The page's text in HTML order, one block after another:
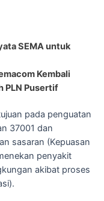
SEMA untuk
Kembali
PLN Pusertif
pada penguatan
37001 dan
sasaran (Kepuasan
penyakit
akibat proses